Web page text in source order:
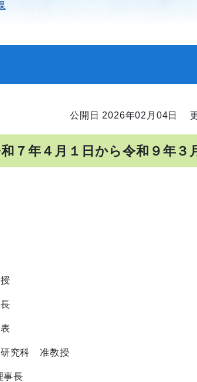
公開日 2026年02月04日
７年４月１日から令和９年３
究科 准教授
長